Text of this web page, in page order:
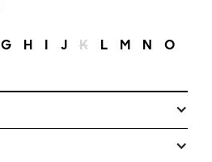
G H I J K L M N O